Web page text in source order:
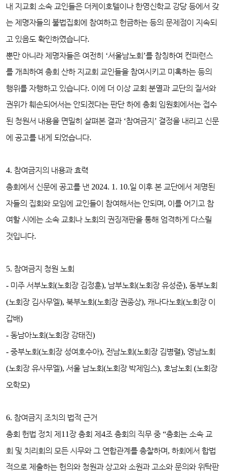
내 지교회 소속 교인들은 더케이호텔이나 한영신학교 강당 등에서 갖
는 제명자들의 불법집회에 참여하고 헌금하는 등의 문제점이 지속되
고 있음도 확인하였습니다.
뿐만 아니라 제명자들은 여전히 ‘서울남노회 ’를 참칭하여 컨퍼런스
를 개최하여 총회 산하 지교회 교인들을 참여시키고 미혹하는 등의
행위를 자행하고 있습니다. 이에 더 이상 교회 분열과 교단의 질서와
권위가 훼손되어서는 안되겠다는 판단 하에 총회 임원회에서는 접수
된 청원서 내용을 면밀히 살펴본 결과 ‘참여금지 ’ 결정을 내리고 신문
에 공고를 내게 되었습니다.
4. 참여금지의 내용과 효력
총회에서 신문에 공고를 낸 2024. 1. 10.일 이후 본 교단에서 제명된
자들의 집회와 모임에 교인들이 참여해서는 안되며, 이를 어기고 참
여할 시에는 소속 교회나 노회의 권징재판을 통해 엄격하게 다스릴
것입니다.
5. 참여금지 청원 노회
- 미주 서부노회(노회장 김정훈), 남부노회(노회장 유성준), 동부노회
(노회장 김사무엘), 북부노회(노회장 권종상), 캐나다노회(노회장 이
갑배)
- 동남아노회(노회장 강태진)
- 중부노회(노회장 성여호수아), 전남노회(노회장 김병렬), 영남노회
(노회장 유사무엘), 서울 남노회(노회장 박제임스), 호남노회 (노회장
오학모)
6. 참여금지 조치의 법적 근거
총회 헌법 정치 제 11장 총회 제 4조 총회의 직무 중 “총회는 소속 교
회 및 치리회의 모든 시무와 그 연합관계를 총찰하며, 하회에서 합법
적으로 제출하는 헌의와 청원과 상고와 소원과 고소와 문의와 위탁판